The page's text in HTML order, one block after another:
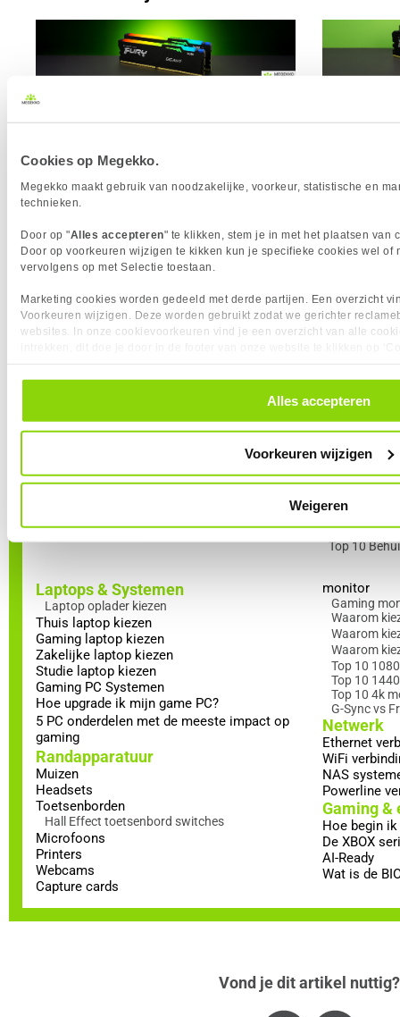
Cookies op Megekko.
Megekko maakt gebruik van noodzakelijke, voorkeur, statistische en
technieken.
Door op "Alles accepteren" te klikken, stem je in met het plaatsen van
Door op voorkeuren wijzigen te kikken kun je specifieke cookies wel of
vervolgens op met Selectie toestaan.
Marketing cookies worden gedeeld met derde partijen. Een overzicht
Voorkeuren wijzigen. Deze worden gebruikt zodat we gerichter
websites. In onze cookievoorkeuren vind je een overzicht van alle
Alles accepteren
Voorkeuren wijzigen
Weigeren
modules
Lees nu ook in de Academy !
PC Componenten
Processoren
Processor benaming
Top 10 Intel CPU's
Top 10 AMD CPU's
Intel arrow lake refresh
Top 5 AMD videokaarten
Top 5 videokaarten (1080p)
5 Tips om het maximale uit je GPU te halen
Top 5 AMD
Opslag
Wat is een
Gaming
Top 10 Ram
Voeding
Koeling
Top 5
Top 5 AIO -
Hoe plaats
Behuizing
Airflow
Top 10
Laptops & Systemen
Laptop oplader kiezen
Thuis laptop kiezen
Gaming laptop kiezen
Zakelijke laptop kiezen
Studie laptop kiezen
Gaming PC Systemen
Hoe upgrade ik mijn game PC?
5 PC onderdelen met de meeste impact op
gaming
Randapparatuur
Muizen
Headsets
Toetsenborden
Hall Effect toetsenbord switches
Microfoons
Printers
Webcams
Capture cards
monitor
Gaming
Waarom
Waarom
Waarom
Top 10
Top 10
Top 10 4k
G-Sync vs
Netwerk
Ethernet
WiFi
NAS
Powerline
Gaming &
Hoe begin
De XBOX
AI-Ready
Wat is de
Vond je dit artikel nuttig?